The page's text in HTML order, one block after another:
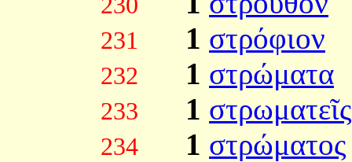
231 1 στρόφιον
232 1 στρώματα
233 1 στρωματεῖς
234 1 στρώματος